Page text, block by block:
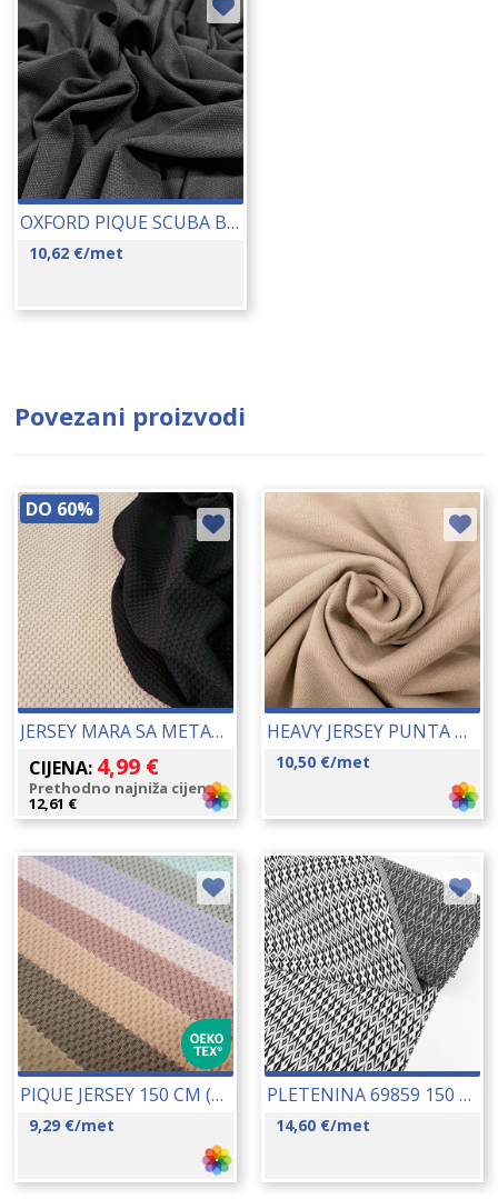
OXFORD PIQUE SCUBA BLACK 150 CM 16263
10,62 €/met
Povezani proizvodi
DO 60%
JERSEY MARA SA METALIZIRANIM NITIMA 150 CM 16108
CIJENA: 4,99 €
Prethodno najniža cijena:
12,61 €
HEAVY JERSEY PUNTA DI ROMA 150 CM 15314
10,50 €/met
PIQUE JERSEY 150 CM (11091) 18030
9,29 €/met
PLETENINA 69859 150 CM 16251
14,60 €/met